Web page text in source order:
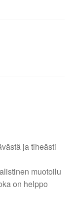
ja tiheästi
muotoilu
on helppo